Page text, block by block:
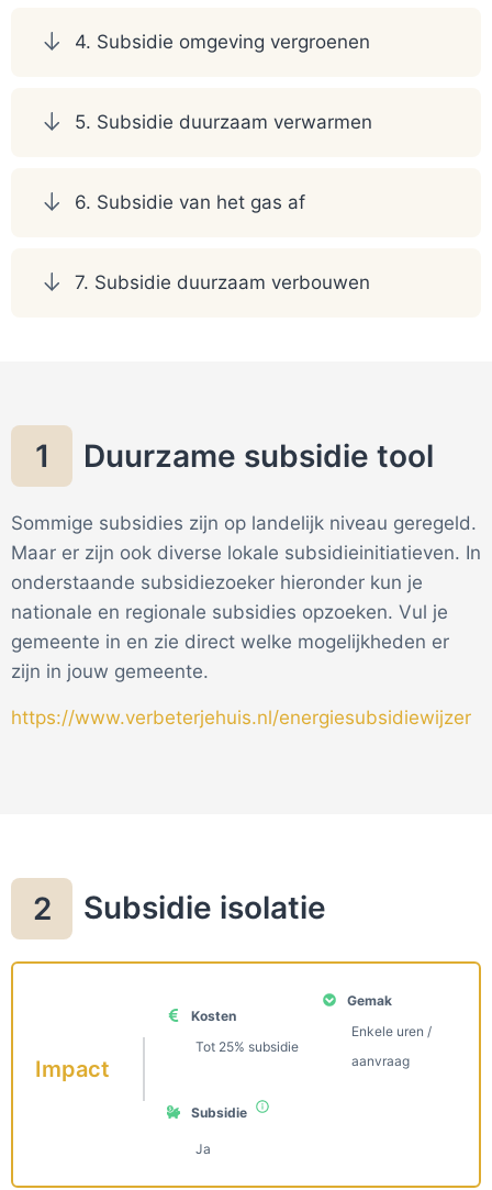
4. Subsidie omgeving vergroenen
5. Subsidie duurzaam verwarmen
6. Subsidie van het gas af
7. Subsidie duurzaam verbouwen
1 Duurzame subsidie tool
Sommige subsidies zijn op landelijk niveau geregeld.
Maar er zijn ook diverse lokale subsidieinitiatieven. In
onderstaande subsidiezoeker hieronder kun je
nationale en regionale subsidies opzoeken. Vul je
gemeente in en zie direct welke mogelijkheden er
zijn in jouw gemeente.
https://www.verbeterjehuis.nl/energiesubsidiewijzer
2 Subsidie isolatie
Impact
Kosten
Tot 25% subsidie
Gemak
Enkele uren /
aanvraag
Subsidie
Ja